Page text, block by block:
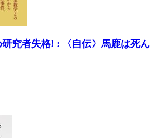
究者失格! : 〈自伝〉馬鹿は死